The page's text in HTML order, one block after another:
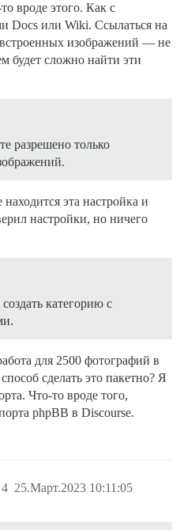
вроде этого. Как с
Docs или Wiki. Ссылаться на
изображений — не
будет сложно найти эти
разрешено только
эта настройка и
настройки, но ничего
категорию с
для 2500 фотографий в
сделать это пакетно? Я
Что-то вроде того,
phpBB в Discourse.
25.Март.2023 10:11:05
4